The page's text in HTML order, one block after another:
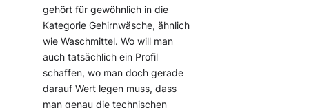
gehört für gewöhnlich in die
Kategorie Gehirnwäsche, ähnlich
wie Waschmittel. Wo will man
auch tatsächlich ein Profil
schaffen, wo man doch gerade
darauf Wert legen muss, dass
man genau die technischen